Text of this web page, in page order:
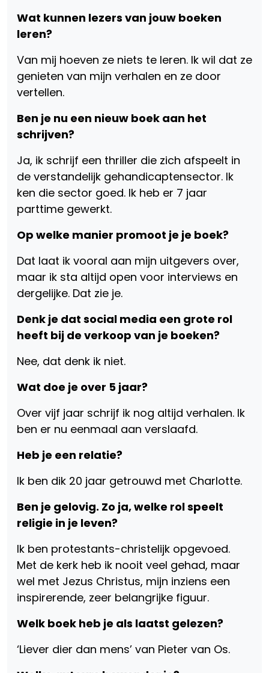
Wat kunnen lezers van jouw boeken
leren?
Van mij hoeven ze niets te leren. Ik wil dat ze
genieten van mijn verhalen en ze door
vertellen.
Ben je nu een nieuw boek aan het
schrijven?
Ja, ik schrijf een thriller die zich afspeelt in
de verstandelijk gehandicaptensector. Ik
ken die sector goed. Ik heb er 7 jaar
parttime gewerkt.
Op welke manier promoot je je boek?
Dat laat ik vooral aan mijn uitgevers over,
maar ik sta altijd open voor interviews en
dergelijke. Dat zie je.
Denk je dat social media een grote rol
heeft bij de verkoop van je boeken?
Nee, dat denk ik niet.
Wat doe je over 5 jaar?
Over vijf jaar schrijf ik nog altijd verhalen. Ik
ben er nu eenmaal aan verslaafd.
Heb je een relatie?
Ik ben dik 20 jaar getrouwd met Charlotte.
Ben je gelovig. Zo ja, welke rol speelt
religie in je leven?
Ik ben protestants-christelijk opgevoed.
Met de kerk heb ik nooit veel gehad, maar
wel met Jezus Christus, mijn inziens een
inspirerende, zeer belangrijke figuur.
Welk boek heb je als laatst gelezen?
‘Liever dier dan mens’ van Pieter van Os.